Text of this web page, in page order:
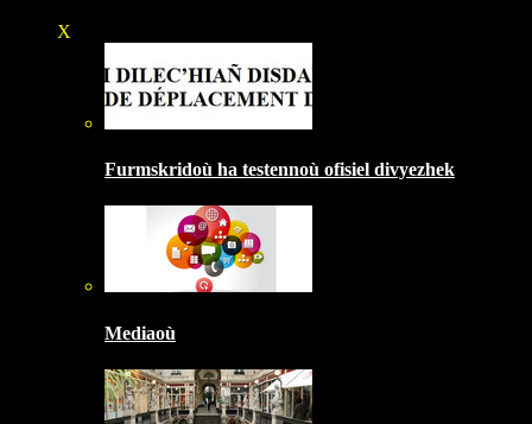
X
Furmskridoù ha testennoù ofisiel divyezhek
Mediaoù